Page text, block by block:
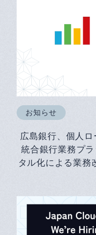
お知らせ
広島銀行、個人
統合銀行業務プ
タル化による業務